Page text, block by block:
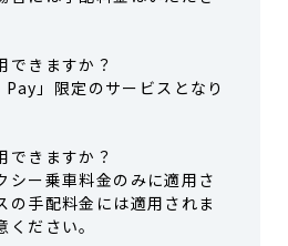
できますか？
Pay」限定のサービスとなり
できますか？
シー乗車料金のみに適用さ
の手配料金には適用されま
ださい。